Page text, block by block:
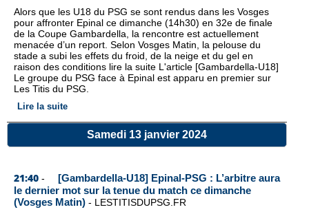
Alors que les U18 du PSG se sont rendus dans les Vosges
pour affronter Epinal ce dimanche (14h30) en 32e de finale
de la Coupe Gambardella, la rencontre est actuellement
menacée d’un report. Selon Vosges Matin, la pelouse du
stade a subi les effets du froid, de la neige et du gel en
raison des conditions lire la suite L'article [Gambardella-U18]
Le groupe du PSG face à Epinal est apparu en premier sur
Les Titis du PSG.
Lire la suite
Samedi 13 janvier 2024
21:40 -
[Gambardella-U18] Epinal-PSG : L’arbitre aura
le dernier mot sur la tenue du match ce dimanche
(Vosges Matin) - LESTITISDUPSG.FR